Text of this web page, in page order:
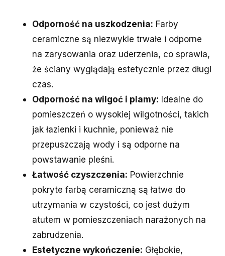
Odporność na uszkodzenia: Farby
ceramiczne są niezwykle trwałe i odporne
na zarysowania oraz uderzenia, co sprawia,
że ściany wyglądają estetycznie przez długi
czas.
Odporność na wilgoć i plamy: Idealne do
pomieszczeń o wysokiej wilgotności, takich
jak łazienki i kuchnie, ponieważ nie
przepuszczają wody i są odporne na
powstawanie pleśni.
Łatwość czyszczenia: Powierzchnie
pokryte farbą ceramiczną są łatwe do
utrzymania w czystości, co jest dużym
atutem w pomieszczeniach narażonych na
zabrudzenia.
Estetyczne wykończenie: Głębokie,